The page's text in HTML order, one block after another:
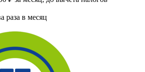
раза в месяц